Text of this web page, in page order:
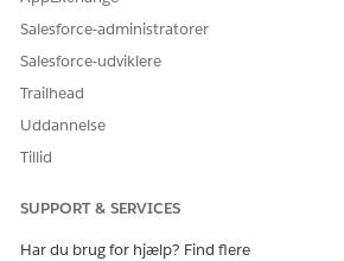
afledte prisprodukter, der eksplicit er
Giv os besked, så vi kan
Ja
Salesforce-administratorer
Salesforce-udviklere
Trailhead
Uddannelse
Tillid
SUPPORT & SERVICES
Har du brug for hjælp? Find flere